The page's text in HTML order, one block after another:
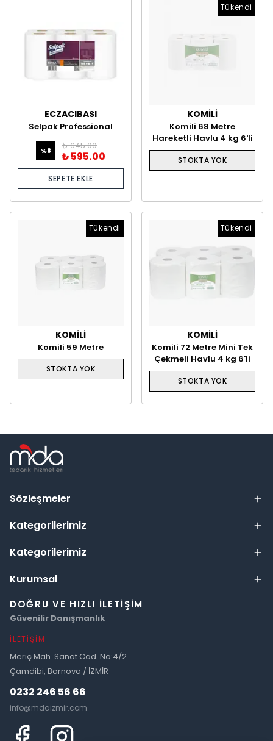
ECZACIBASI
Selpak Professional
Hareketli Havlu 85 mt
%8 ₺ 645.00
₺ 595.00
SEPETE EKLE
Tükendi
KOMİLİ
Komili 68 Metre
Hareketli Havlu 4 kg 6'li
STOKTA YOK
Tükendi
KOMİLİ
Komili 59 Metre
Hareketli Havlu 3,5 kg
6'li
STOKTA YOK
Tükendi
KOMİLİ
Komili 72 Metre Mini Tek
Çekmeli Havlu 4 kg 6'li
STOKTA YOK
Sözleşmeler
Kategorilerimiz
Kategorilerimiz
Kurumsal
DOĞRU VE HIZLI İLETIŞIM
Güvenilir Danışmanlık
İLETIŞIM
Meriç Mah. Sanat Cad. No:4/2
Çamdibi, Bornova / İZMİR
0232 246 56 66
info@mdaizmir.com